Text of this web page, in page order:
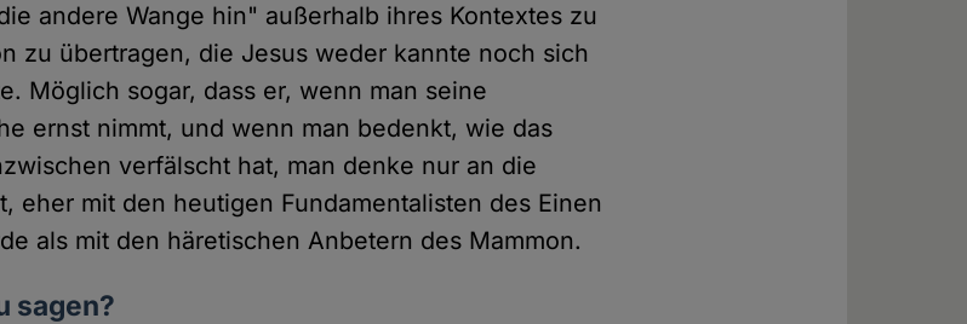
andere Wange hin" außerhalb ihres Kontextes zu
zu übertragen, die Jesus weder kannte noch sich
Möglich sogar, dass er, wenn man seine
ernst nimmt, und wenn man bedenkt, wie das
verfälscht hat, man denke nur an die
eher mit den heutigen Fundamentalisten des Einen
als mit den häretischen Anbetern des Mammon.
sagen?